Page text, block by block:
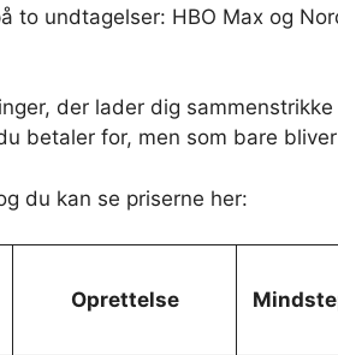
undtagelser: HBO Max og
der lader dig
betaler for, men som bare
du kan se priserne her:
Oprettelse